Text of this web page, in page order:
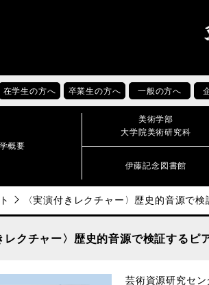
在学生の方へ 卒業生の方へ 一般の方へ
概要
美術学部
大学院美術研究科
伊藤記念図書館
〈実演付きレクチャー〉歴史的音源で
レクチャー〉歴史的音源で検証する
芸術資源研究セ